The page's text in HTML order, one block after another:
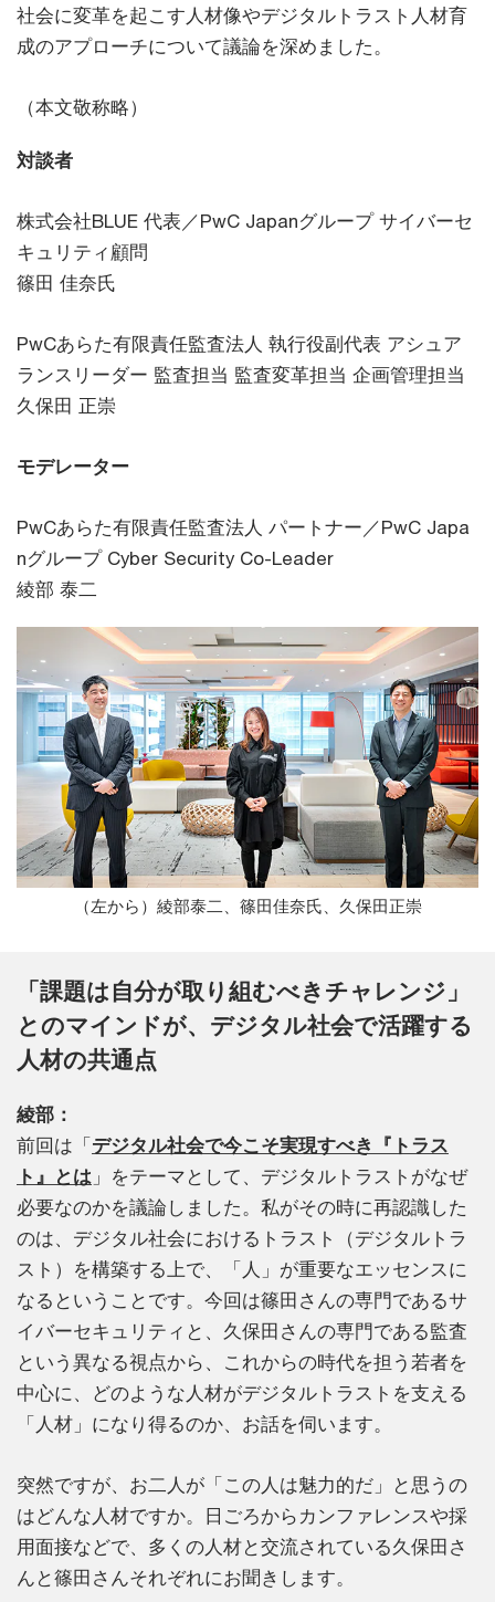
社会に変革を起こす人材像やデジタルトラスト人材育
成のアプローチについて議論を深めました。
（本文敬称略）
対談者
株式会社BLUE 代表／PwC Japanグループ サイバーセ
キュリティ顧問
篠田 佳奈氏
PwCあらた有限責任監査法人 執行役副代表 アシュア
ランスリーダー 監査担当 監査変革担当 企画管理担当
久保田 正崇
モデレーター
PwCあらた有限責任監査法人 パートナー／PwC Japa
nグループ Cyber Security Co-Leader
綾部 泰二
（左から）綾部泰二、篠田佳奈氏、久保田正崇
「課題は自分が取り組むべきチャレンジ」
とのマインドが、デジタル社会で活躍する
人材の共通点
綾部：
前回は「デジタル社会で今こそ実現すべき『トラス
ト』とは 」をテーマとして、デジタルトラストがなぜ
必要なのかを議論しました。私がその時に再認識した
のは、デジタル社会におけるトラスト（デジタルトラ
スト）を構築する上で、「人」が重要なエッセンスに
なるということです。今回は篠田さんの専門であるサ
イバーセキュリティと、久保田さんの専門である監査
という異なる視点から、これからの時代を担う若者を
中心に、どのような人材がデジタルトラストを支える
「人材」になり得るのか、お話を伺います。
突然ですが、お二人が「この人は魅力的だ」と思うの
はどんな人材ですか。日ごろからカンファレンスや採
用面接などで、多くの人材と交流されている久保田さ
んと篠田さんそれぞれにお聞きします。